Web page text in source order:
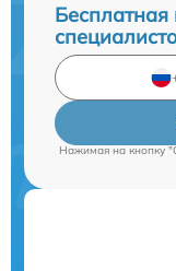
Бесплатная
Нажимая на кнопку